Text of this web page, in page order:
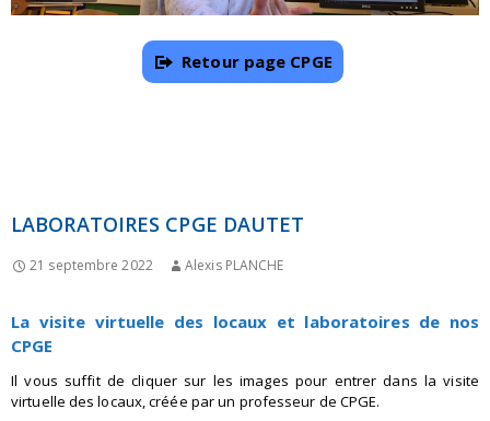
Retour page CPGE
LABORATOIRES CPGE DAUTET
21 septembre 2022 Alexis PLANCHE
La visite virtuelle des locaux et laboratoires de nos
CPGE
Il vous suffit de cliquer sur les images pour entrer dans la visite
virtuelle des locaux, créée par un professeur de CPGE.